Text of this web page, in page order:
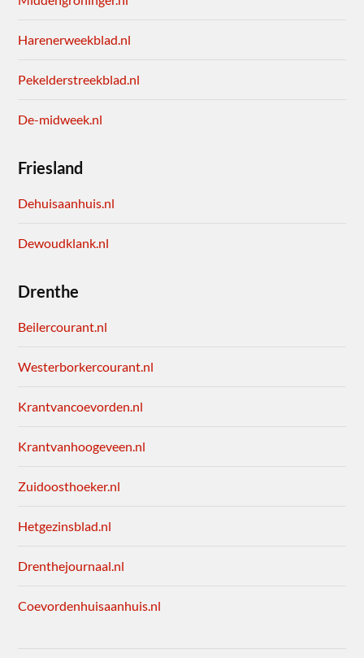
Harenerweekblad.nl
Pekelderstreekblad.nl
De-midweek.nl
Friesland
Dehuisaanhuis.nl
Dewoudklank.nl
Drenthe
Beilercourant.nl
Westerborkercourant.nl
Krantvancoevorden.nl
Krantvanhoogeveen.nl
Zuidoosthoeker.nl
Hetgezinsblad.nl
Drenthejournaal.nl
Coevordenhuisaanhuis.nl